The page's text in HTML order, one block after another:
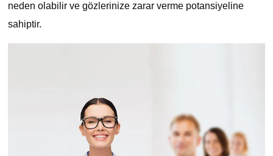
neden olabilir ve gözlerinize zarar verme potansiyeline
sahiptir.